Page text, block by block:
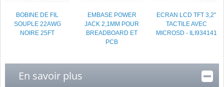
BOBINE DE FIL
SOUPLE 22AWG
NOIRE 25FT
EMBASE POWER
JACK 2,1MM POUR
BREADBOARD ET
PCB
ECRAN LCD TFT 3,2"
TACTILE AVEC
MICROSD - ILI934141
En savoir plus